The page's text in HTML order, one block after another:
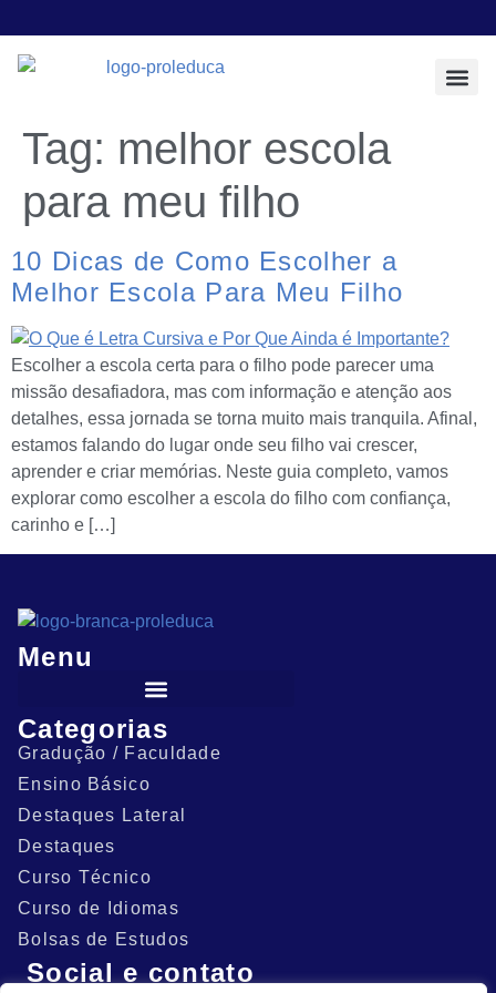
Tag: melhor escola
para meu filho
10 Dicas de Como Escolher a
Melhor Escola Para Meu Filho
Escolher a escola certa para o filho pode parecer uma
missão desafiadora, mas com informação e atenção aos
detalhes, essa jornada se torna muito mais tranquila. Afinal,
estamos falando do lugar onde seu filho vai crescer,
aprender e criar memórias. Neste guia completo, vamos
explorar como escolher a escola do filho com confiança,
carinho e […]
Menu
Categorias
Gradução / Faculdade
Ensino Básico
Destaques Lateral
Destaques
Curso Técnico
Curso de Idiomas
Bolsas de Estudos
Social e contato